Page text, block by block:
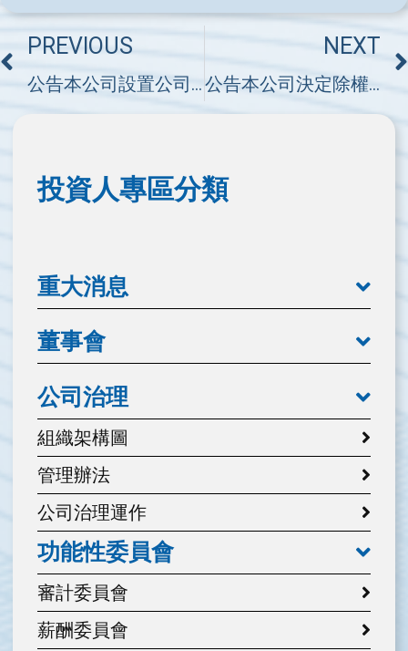
PREVIOUS
公告本公司設置公司治理主管
NEXT
公告本公司決定除權基準日相關事宜
投資人專區分類
重大消息
董事會
公司治理
組織架構圖
管理辦法
公司治理運作
功能性委員會
審計委員會
薪酬委員會